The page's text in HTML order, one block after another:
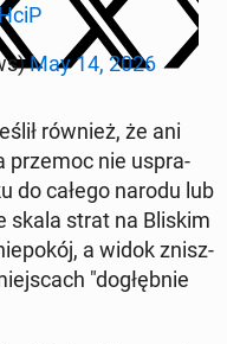
May 14, 2026
również, że ani
przemoc nie uspra­
do całego narodu lub
skala strat na Bliskim
a widok znisz­
"do­głęb­nie